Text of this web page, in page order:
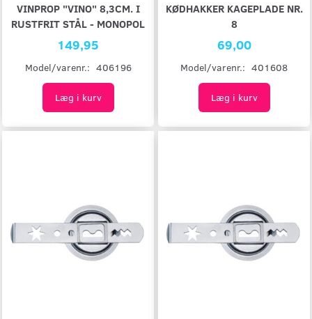
VINPROP "VINO" 8,3CM. I
RUSTFRIT STÅL - MONOPOL
149,95
Model/varenr.: 406196
Læg i kurv
KØDHAKKER KAGEPLADE NR.
8
69,00
Model/varenr.: 401608
Læg i kurv